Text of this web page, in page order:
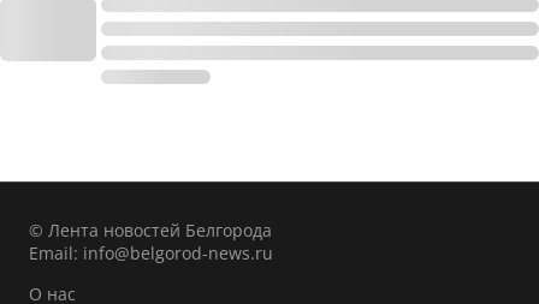
© Лента новостей Белгорода
Email: info@belgorod-news.ru
О нас